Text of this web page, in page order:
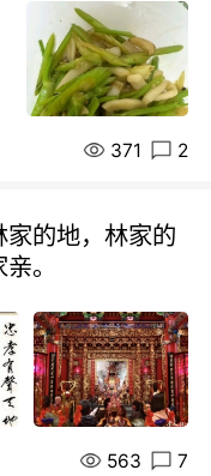
371 2
的地，林家的
。
563 7